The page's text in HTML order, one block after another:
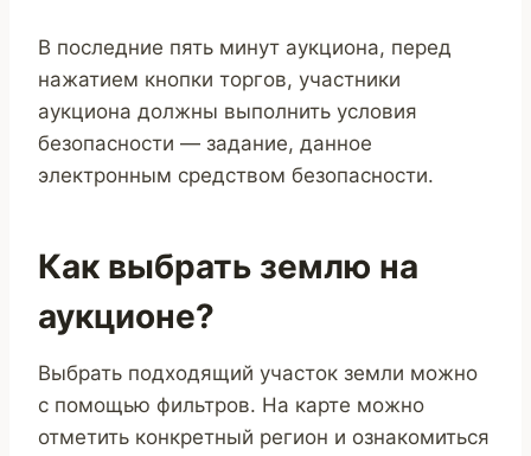
В последние пять минут аукциона, перед
нажатием кнопки торгов, участники
аукциона должны выполнить условия
безопасности — задание, данное
электронным средством безопасности.
Как выбрать землю на
аукционе?
Выбрать подходящий участок земли можно
с помощью фильтров. На карте можно
отметить конкретный регион и ознакомиться